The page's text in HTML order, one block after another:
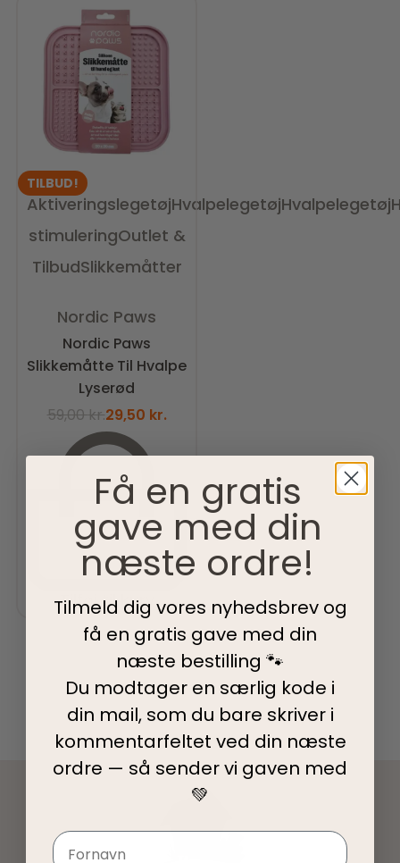
TILBUD!
AktiveringslegetøjHvalpelegetøjHvalpelegetøj
stimuleringOutlet &
TilbudSlikkemåtter
Nordic Paws
Nordic Paws
Slikkemåtte Til Hvalpe
Lyserød
59,00kr.29,50 kr.
Tilføj til kurv
Få en gratis
gave med din
næste ordre!
Tilmeld dig vores nyhedsbrev og
få en gratis gave med din
næste bestilling 🐾
Du modtager en særlig kode i
din mail, som du bare skriver i
kommentarfeltet ved din næste
ordre — så sender vi gaven med
💚
Navn